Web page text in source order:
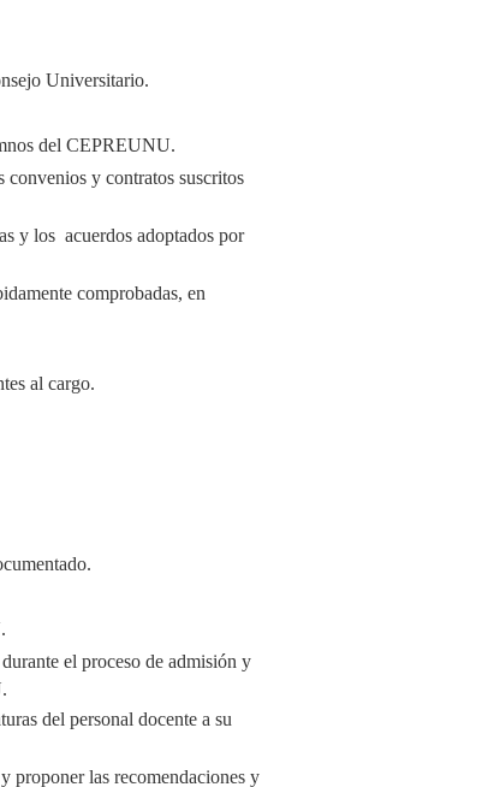
Universitario.
del CEPREUNU.
y contratos suscritos
y los acuerdos adoptados por
comprobadas, en
al cargo.
el proceso de admisión y
del personal docente a su
proponer las recomendaciones y